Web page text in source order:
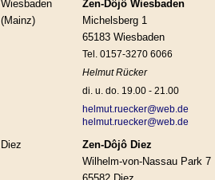
Wiesbaden
Zen-Dôjô Wiesbaden
(Mainz)
Michelsberg 1
65183 Wiesbaden
Tel. 0157-3270 6066
Helmut Rücker
di. u. do. 19.00 - 21.00
helmut.ruecker@web.de
helmut.ruecker@web.de
Diez
Zen-Dôjô Diez
Wilhelm-von-Nassau Park 7